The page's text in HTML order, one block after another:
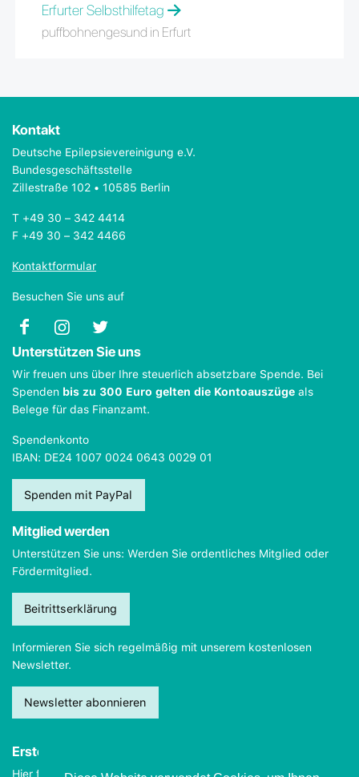
Erfurter Selbsthilfetag
puffbohnengesund in Erfurt
Kontakt
Deutsche Epilepsievereinigung e.V.
Bundesgeschäftsstelle
Zillestraße 102 • 10585 Berlin
T +49 30 – 342 4414
F +49 30 – 342 4466
Kontaktformular
Besuchen Sie uns auf
Unterstützen Sie uns
Wir freuen uns über Ihre steuerlich absetzbare Spende. Bei
Spenden bis zu 300 Euro gelten die Kontoauszüge als
Belege für das Finanzamt.
Spendenkonto
IBAN: DE24 1007 0024 0643 0029 01
Spenden mit PayPal
Mitglied werden
Unterstützen Sie uns: Werden Sie ordentliches Mitglied oder
Fördermitglied.
Beitrittserklärung
Informieren Sie sich regelmäßig mit unserem kostenlosen
Newsletter.
Newsletter abonnieren
Erste Hilfe
Hier finden Sie wichtige Informationen, wie Sie sichim Notfall